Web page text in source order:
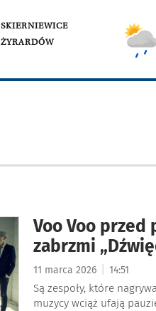
SKIERNIEWICE
ŻYRARDÓW
Voo Voo przed
zabrzmi
11 marca 2026 14:51
Są zespoły, które
muzycy wciąż ufają